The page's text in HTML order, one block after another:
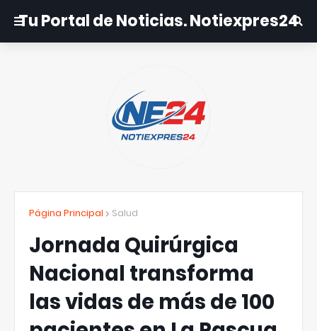
Tu Portal de Noticias. Notiexpres24
Página Principal Salud
Jornada Quirúrgica
Nacional transforma
las vidas de más de 100